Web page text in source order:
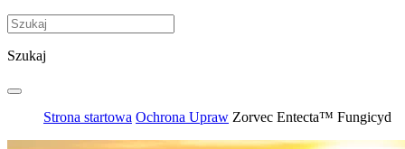
Szukaj
Strona startowa Ochrona Upraw Zorvec Entecta™ Fungicyd